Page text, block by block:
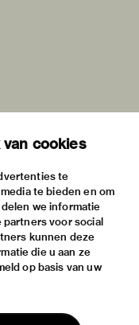
cookies
te
te bieden en om
we informatie
partners voor social
kunnen deze
die u aan ze
op basis van uw